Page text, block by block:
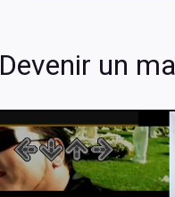
Devenir un